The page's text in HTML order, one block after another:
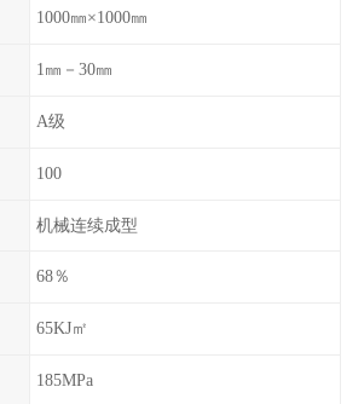
1000㎜×1000㎜
1㎜－30㎜
A级
100
机械连续成型
68％
65KJ㎡
185MPa